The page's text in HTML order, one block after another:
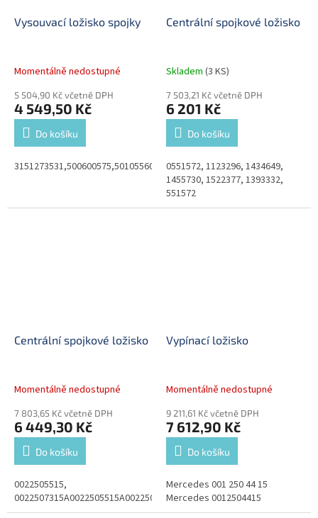
Vysouvací ložisko spojky
Momentálně nedostupné
5 504,90 Kč včetně DPH
4 549,50 Kč
Do košíku
3151273531,500600575,5010556025
Centrální spojkové ložisko
Skladem (3 KS)
7 503,21 Kč včetně DPH
6 201 Kč
Do košíku
0551572, 1123296, 1434649,
1455730, 1522377, 1393332,
551572
Centrální spojkové ložisko
Momentálně nedostupné
7 803,65 Kč včetně DPH
6 449,30 Kč
Do košíku
0022505515,
0022507315A0022505515A0022507315
Vypínací ložisko
Momentálně nedostupné
9 211,61 Kč včetně DPH
7 612,90 Kč
Do košíku
Mercedes 001 250 44 15
Mercedes 0012504415